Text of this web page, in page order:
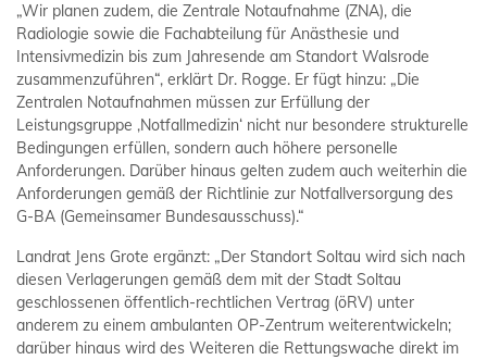
„Wir planen zudem, die Zentrale Notaufnahme (ZNA), die
Radiologie sowie die Fachabteilung für Anästhesie und
Intensivmedizin bis zum Jahresende am Standort Walsrode
zusammenzuführen“, erklärt Dr. Rogge. Er fügt hinzu: „Die
Zentralen Notaufnahmen müssen zur Erfüllung der
Leistungsgruppe ‚Notfallmedizin‘ nicht nur besondere strukturelle
Bedingungen erfüllen, sondern auch höhere personelle
Anforderungen. Darüber hinaus gelten zudem auch weiterhin die
Anforderungen gemäß der Richtlinie zur Notfallversorgung des
G-BA (Gemeinsamer Bundesausschuss).“
Landrat Jens Grote ergänzt: „Der Standort Soltau wird sich nach
diesen Verlagerungen gemäß dem mit der Stadt Soltau
geschlossenen öffentlich-rechtlichen Vertrag (öRV) unter
anderem zu einem ambulanten OP-Zentrum weiterentwickeln;
darüber hinaus wird des Weiteren die Rettungswache direkt im